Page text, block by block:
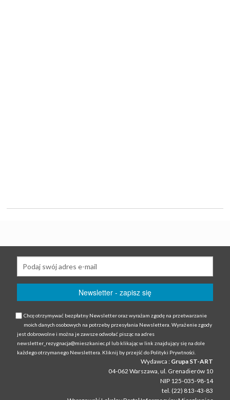
Chcę otrzymywać bezpłatny Newsletter oraz wyrażam zgodę na przetwarzanie
moich danych osobowych na potrzeby przesyłania Newslettera. Wyrażenie zgody
jest dobrowolne i można je zawsze odwołać pisząc na adres
newsletter_rezygnacja@mieszkaniec.pl lub klikając w link znajdujący się na dole
każdego otrzymanego Newslettera. Kliknij by przejść do Polityki Prywtności.
Wydawca : Grupa ST-ART
04-062 Warszawa, ul. Grenadierów 10
NIP 125-035-98-14
tel. (22) 813-43-83